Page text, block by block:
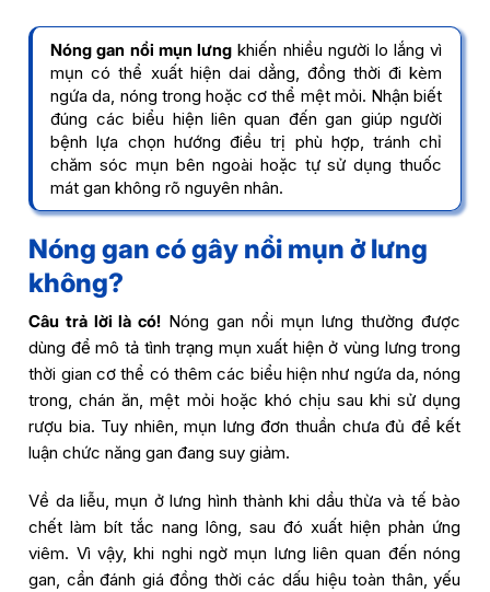
Nóng gan nổi mụn lưng khiến nhiều người lo lắng vì
mụn có thể xuất hiện dai dẳng, đồng thời đi kèm
ngứa da, nóng trong hoặc cơ thể mệt mỏi. Nhận biết
đúng các biểu hiện liên quan đến gan giúp người
bệnh lựa chọn hướng điều trị phù hợp, tránh chỉ
chăm sóc mụn bên ngoài hoặc tự sử dụng thuốc
mát gan không rõ nguyên nhân.
Nóng gan có gây nổi mụn ở lưng
không?
Câu trả lời là có! Nóng gan nổi mụn lưng thường được
dùng để mô tả tình trạng mụn xuất hiện ở vùng lưng trong
thời gian cơ thể có thêm các biểu hiện như ngứa da, nóng
trong, chán ăn, mệt mỏi hoặc khó chịu sau khi sử dụng
rượu bia. Tuy nhiên, mụn lưng đơn thuần chưa đủ để kết
luận chức năng gan đang suy giảm.
Về da liễu, mụn ở lưng hình thành khi dầu thừa và tế bào
chết làm bít tắc nang lông, sau đó xuất hiện phản ứng
viêm. Vì vậy, khi nghi ngờ mụn lưng liên quan đến nóng
gan, cần đánh giá đồng thời các dấu hiệu toàn thân, yếu